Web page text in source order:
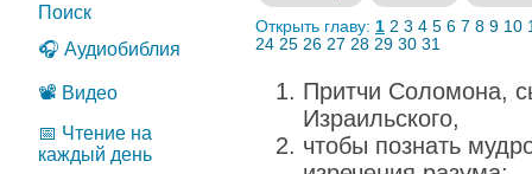
Поиск
🎧 Аудиобиблия
📽️ Видео
📅 Чтение на
каждый день
Открыть главу: 1 2 3 4 5 6 7 8 9 10
24 25 26 27 28 29 30 31
Притчи Соломона,
Израильского,
чтобы познать